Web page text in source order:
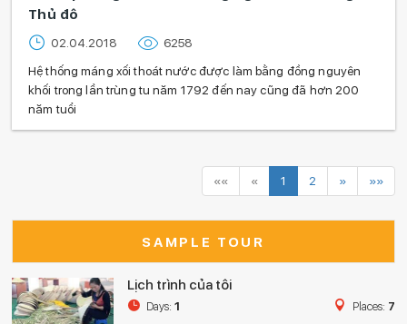
Thủ đô
02.04.2018
6258
Hệ thống máng xối thoát nước được làm bằng đồng nguyên
khối trong lần trùng tu năm 1792 đến nay cũng đã hơn 200
năm tuổi
«« « 1 2 » »»
SAMPLE TOUR
Lịch trình của tôi
Days: 1 Places: 7